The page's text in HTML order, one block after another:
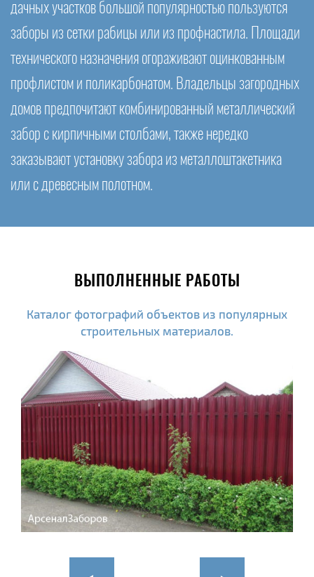
дачных участков большой популярностью пользуются
заборы из сетки рабицы или из профнастила. Площади
технического назначения огораживают оцинкованным
профлистом и поликарбонатом. Владельцы загородных
домов предпочитают комбинированный металлический
забор с кирпичными столбами, также нередко
заказывают установку забора из металлоштакетника
или с древесным полотном.
ВЫПОЛНЕННЫЕ РАБОТЫ
Каталог фотографий объектов из популярных
строительных материалов.